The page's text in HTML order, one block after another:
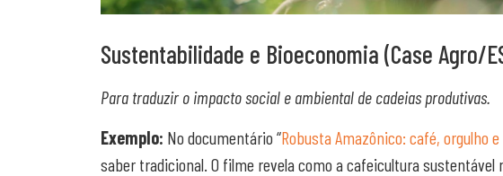
Sustentabilidade e Bioeconomia (Case Agro/
Para traduzir o impacto social e ambiental de cadeias produtivas.
Exemplo: No documentário “Robusta Amazônico: café, orgulho
saber tradicional. O filme revela como a cafeicultura